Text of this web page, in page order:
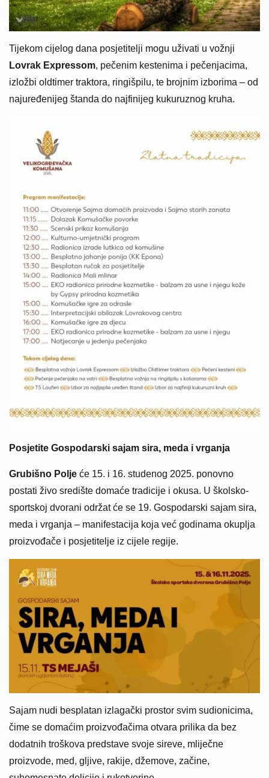
Tijekom cijelog dana posjetitelji mogu uživati u vožnji
Lovrak Expressom, pečenim kestenima i pečenjacima,
izložbi oldtimer traktora, ringišpilu, te brojnim izborima – od
najuređenijeg štanda do najfinijeg kukuruznog kruha.
Posjetite Gospodarski sajam sira, meda i vrganja
Grubišno Polje će 15. i 16. studenog 2025. ponovno
postati živo središte domaće tradicije i okusa. U školsko-
sportskoj dvorani održat će se 19. Gospodarski sajam sira,
meda i vrganja – manifestacija koja već godinama okuplja
proizvođače i posjetitelje iz cijele regije.
Sajam nudi besplatan izlagački prostor svim sudionicima,
čime se domaćim proizvođačima otvara prilika da bez
dodatnih troškova predstave svoje sireve, mliječne
proizvode, med, gljive, rakije, džemove, začine,